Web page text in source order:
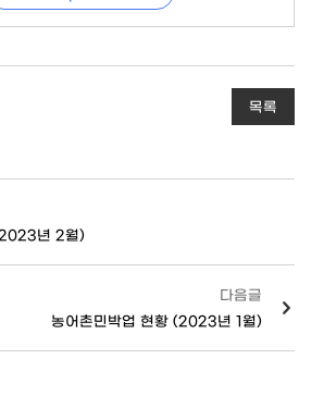
목록
년 2월)
다음글
농어촌민박업 현황 (2023년 1월)